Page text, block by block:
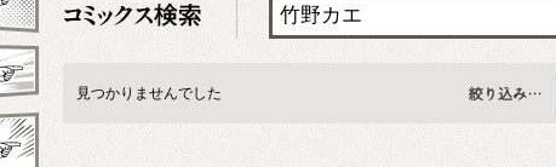
見つかりませんでした